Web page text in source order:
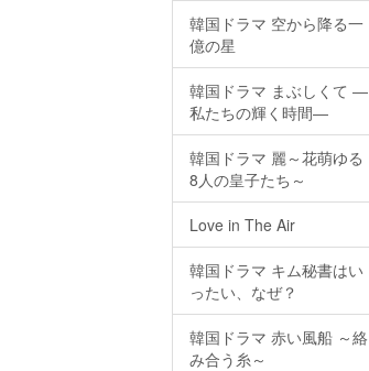
韓国ドラマ 空から降る一
億の星
韓国ドラマ まぶしくて ―
私たちの輝く時間―
韓国ドラマ 麗～花萌ゆる
8人の皇子たち～
Love in The Air
韓国ドラマ キム秘書はい
ったい、なぜ？
韓国ドラマ 赤い風船 ～絡
み合う糸～